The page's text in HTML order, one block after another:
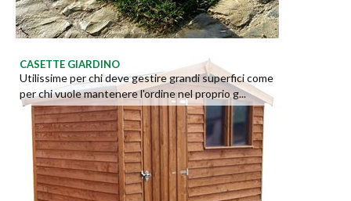
CASETTE GIARDINO
Utilissime per chi deve gestire grandi superfici come
per chi vuole mantenere l'ordine nel proprio g...